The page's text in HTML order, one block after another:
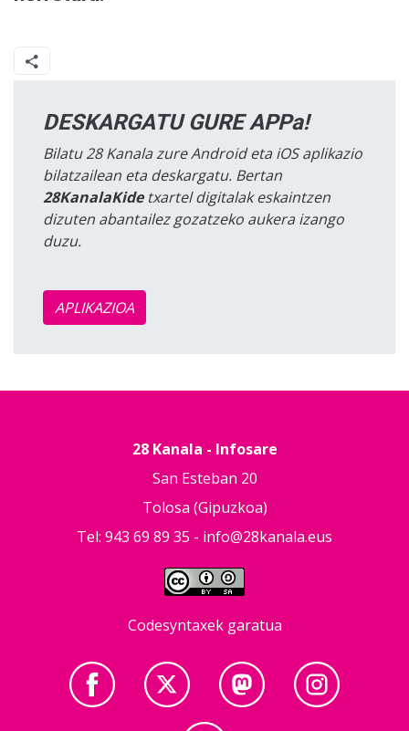
DESKARGATU GURE APPa!
Bilatu 28 Kanala zure Android eta iOS aplikazio
bilatzailean eta deskargatu. Bertan
28KanalaKidetxartel digitalak eskaintzen
dizuten abantailez gozatzeko aukera izango
duzu.
APLIKAZIOA
28 Kanala - Infosare
San Esteban 20
Tolosa (Gipuzkoa)
Tel: 943 69 89 35 - info@28kanala.eus
Codesyntaxek garatua